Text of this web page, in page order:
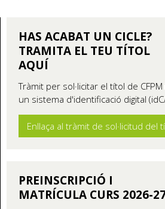
HAS ACABAT UN CICLE?
TRAMITA EL TEU TÍTOL
AQUÍ
Tràmit per sol·licitar el títol de
un sistema d'identificació digital
Enllaça al tràmit de sol·licitud del
PREINSCRIPCIÓ I
MATRÍCULA CURS 2026-